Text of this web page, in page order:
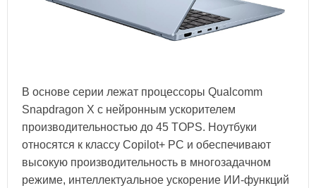
В основе серии лежат процессоры Qualcomm
Snapdragon X с нейронным ускорителем
производительностью до 45 TOPS. Ноутбуки
относятся к классу Copilot+ PC и обеспечивают
высокую производительность в многозадачном
режиме, интеллектуальное ускорение ИИ-функций